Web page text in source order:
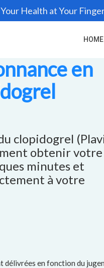
Your Health at Your
HOME
en
clopidogrel
obtenir votre
minutes et
à votre
délivrées en fonction du